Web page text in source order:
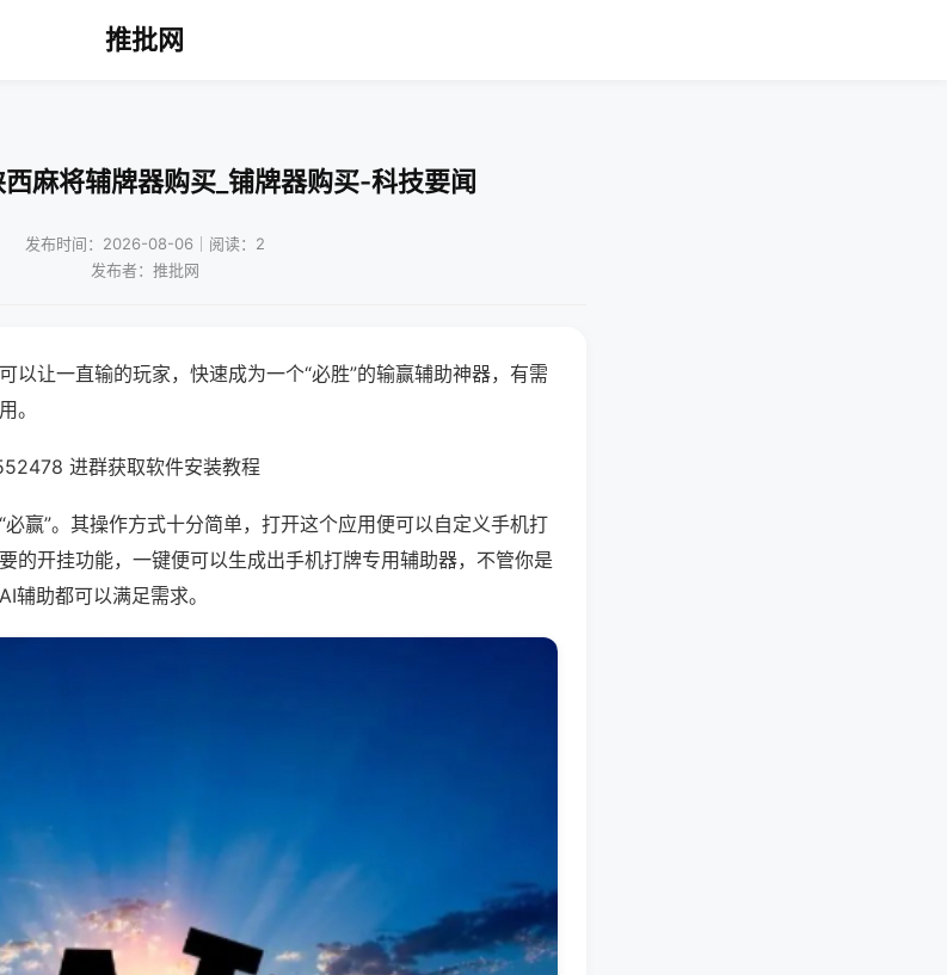
推批网
麻将辅牌器购买_铺牌器购买-科技要闻
发布时间：2026-08-06｜阅读：2
发布者：推批网
以让一直输的玩家，快速成为一个“必胜”的输赢辅助神器，有需
。
进群获取软件安装教程
赢”。其操作方式十分简单，打开这个应用便可以自定义手机打
的开挂功能，一键便可以生成出手机打牌专用辅助器，不管你是
辅助都可以满足需求。